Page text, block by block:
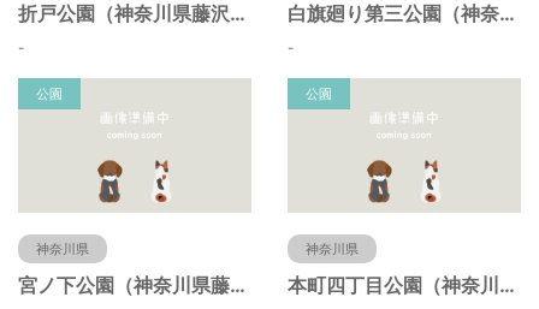
折戸公園（神奈川県藤沢市）
-
白旗廻り第三公園（神奈川県藤沢市）
-
公園
神奈川県
宮ノ下公園（神奈川県藤沢市）
公園
神奈川県
本町四丁目公園（神奈川県藤沢市）